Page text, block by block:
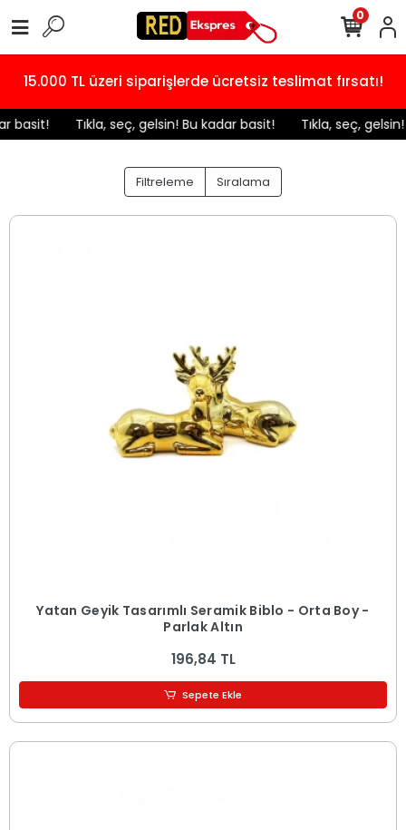
15.000 TL üzeri siparişlerde ücretsiz teslimat fırsatı!
️ Tıkla, seç, gelsin! Bu kadar basit! Tıkla, seç, gelsin! Bu
0
Filtreleme Sıralama
Yatan Geyik Tasarımlı Seramik Biblo - Orta Boy -
Parlak Altın
196,84 TL
Sepete Ekle